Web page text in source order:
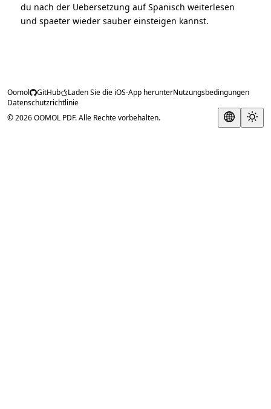
du nach der Uebersetzung auf Spanisch weiterlesen
und spaeter wieder sauber einsteigen kannst.
Oomol GitHub Laden Sie die iOS-App herunterNutzungsbedingungen
Datenschutzrichtlinie
© 2026 OOMOL PDF. Alle Rechte vorbehalten.